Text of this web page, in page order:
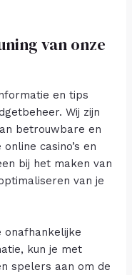
van onze
en tips
Wij zijn
betrouwbare en
casino’s en
bij het maken van
van je
onafhankelijke
kun je met
spelers aan om de